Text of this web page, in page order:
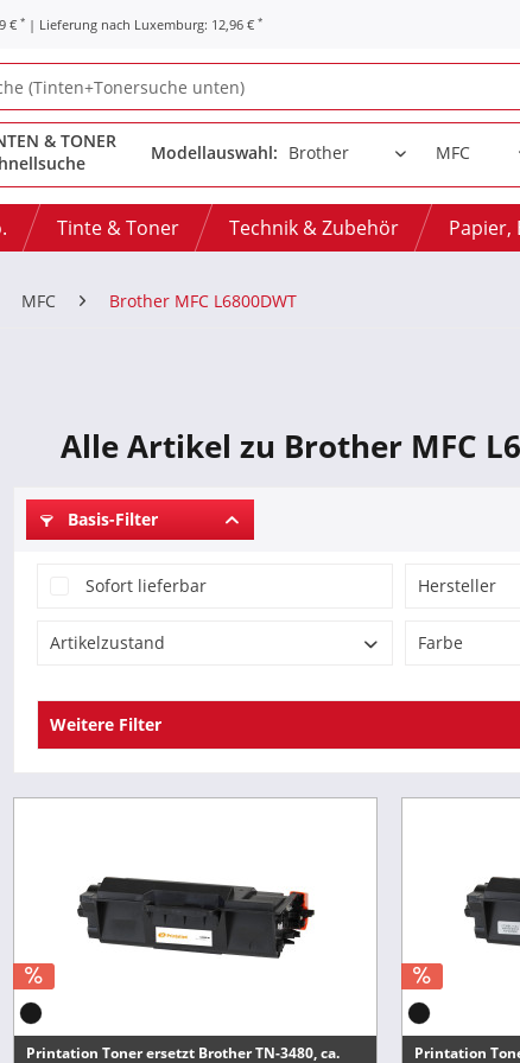
€ * | Lieferung nach Luxemburg: 12,96 € *
& TONER
Modellauswahl:
Tinte & Toner Technik & Zubehör Papier,
MFC Brother MFC L6800DWT
Alle Artikel zu Brother MFC
Basis-Filter
Sofort lieferbar Hersteller
Brother
Artikelzustand
Neu
Farbe
-
Weitere Filter
Brother DCP L5500DN
Brother HL L5100DN
3.000
8.000
12.000
Printation Toner ersetzt Brother TN-3480, ca.
Printation